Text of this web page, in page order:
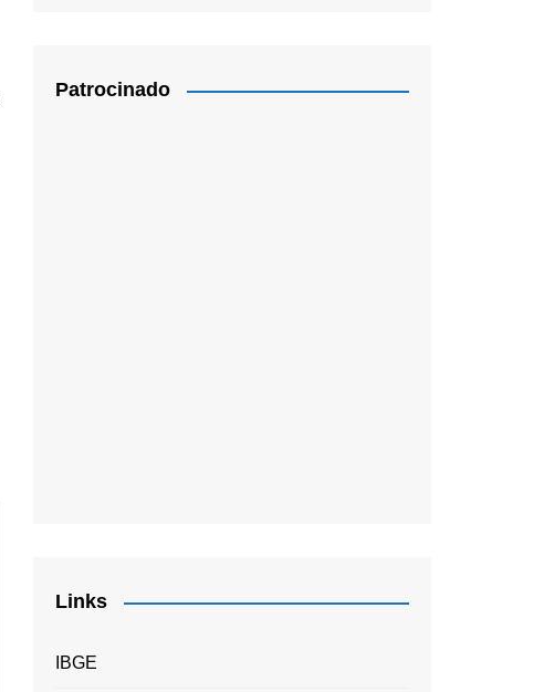
Patrocinado
Links
IBGE